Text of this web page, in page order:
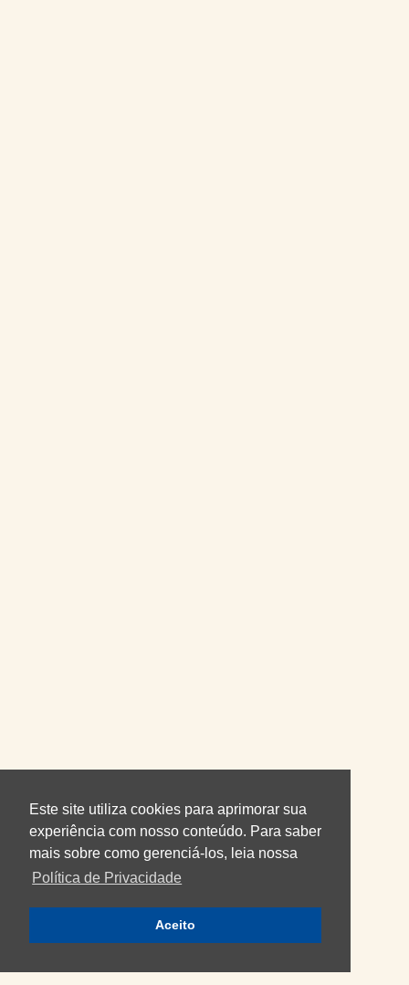
Este site utiliza cookies para aprimorar sua
experiência com nosso conteúdo. Para saber
mais sobre como gerenciá-los, leia nossa
Política de Privacidade
Aceito